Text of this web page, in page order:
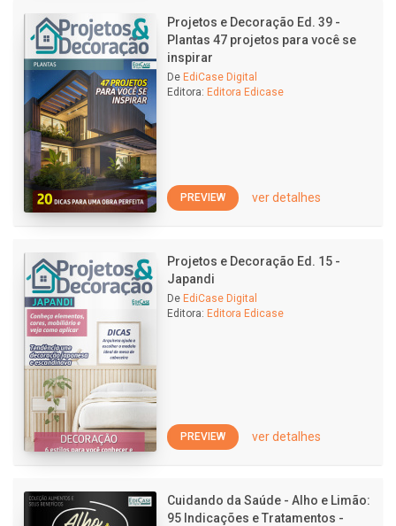
Projetos e Decoração Ed. 39 -
Plantas 47 projetos para você se
inspirar
De EdiCase Digital
Editora: Editora Edicase
PREVIEW ver detalhes
Projetos e Decoração Ed. 15 -
Japandi
De EdiCase Digital
Editora: Editora Edicase
PREVIEW ver detalhes
Cuidando da Saúde - Alho e Limão:
95 Indicações e Tratamentos -